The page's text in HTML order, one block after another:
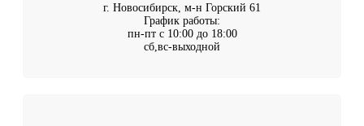
г. Новосибирск, м-н Горский 61
График работы:
пн-пт с 10:00 до 18:00
сб,вс-выходной